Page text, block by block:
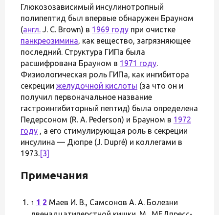
Глюкозозависимый инсулинотропный
полипептид был впервые обнаружен Брауном
(англ. J. C. Brown) в 1969 году при очистке
панкреозимина, как вещество, загрязняющее
последний. Структура ГИПа была
расшифрована Брауном в 1971 году.
Физиологическая роль ГИПа, как ингибитора
секреции желудочной кислоты (за что он и
получил первоначальное название
гастроингибиторный пептид) была определена
Педерсоном (R. A. Pederson) и Брауном в 1972
году , а его стимулирующая роль в секреции
инсулина — Дюпре (J. Dupré) и коллегами в
1973.[3]
Примечания
↑ 1 2 Маев И. В., Самсонов А. А. Болезни